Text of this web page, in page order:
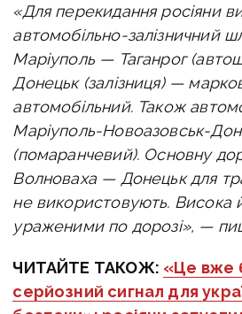
«Для перекидання росіяни
автомобільно-залізничний
Маріуполь — Таганрог
Донецьк (залізниця) —
автомобільний. Також
Маріуполь-Новоазовськ-
(помаранчевий). Основну
Волноваха — Донецьк для
не використовують. Висока
ураженими по дорозі», —
ЧИТАЙТЕ ТАКОЖ: «Це вже
серйозний сигнал для